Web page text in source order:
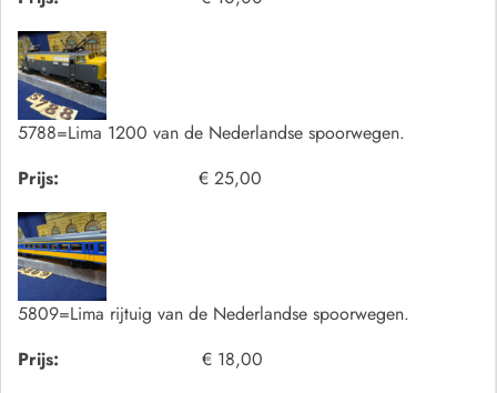
5788=Lima 1200 van de Nederlandse spoorwegen.
Prijs:
€ 25,00
5809=Lima rijtuig van de Nederlandse spoorwegen.
Prijs:
€ 18,00